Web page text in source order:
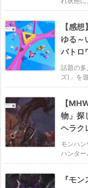
【感
ゆる～
バトロ
話題の
ズ)」を
【
物」探
ヘラク
モンハ
ハンタ
『モ